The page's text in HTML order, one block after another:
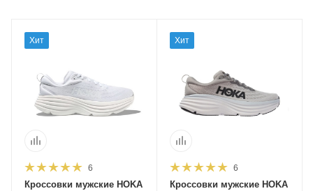
Хит
6
Кроссовки мужские HOKA
Хит
6
Кроссовки мужские HOKA